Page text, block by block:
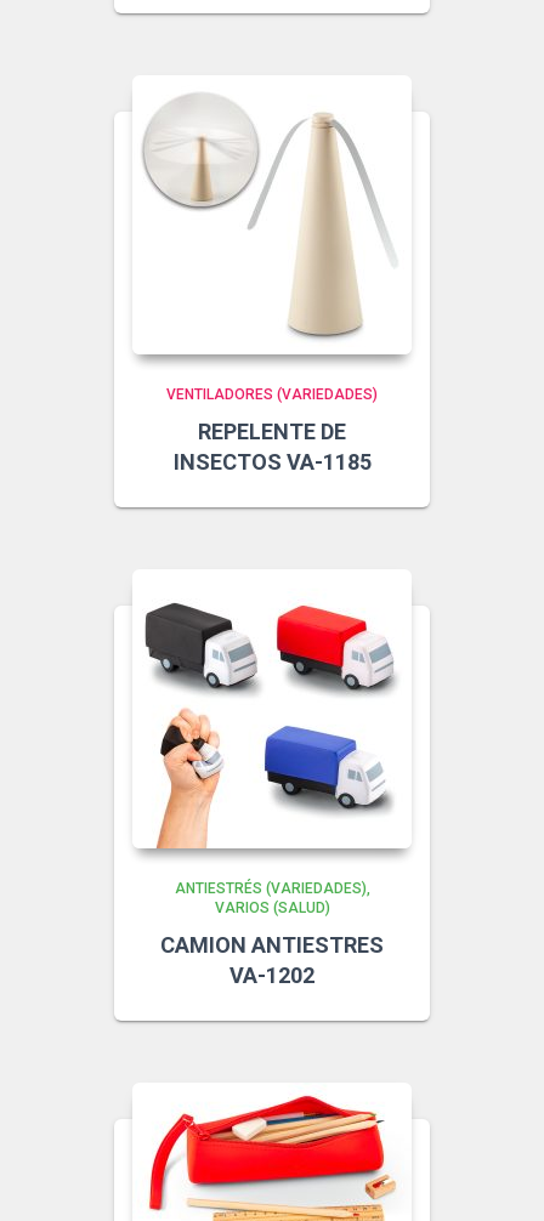
VENTILADORES (VARIEDADES)
REPELENTE DE
INSECTOS VA-1185
ANTIESTRÉS (VARIEDADES)
VARIOS (SALUD)
CAMION ANTIESTRES
VA-1202